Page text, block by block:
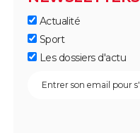
Actualité
Sport
Les dossiers d'actu